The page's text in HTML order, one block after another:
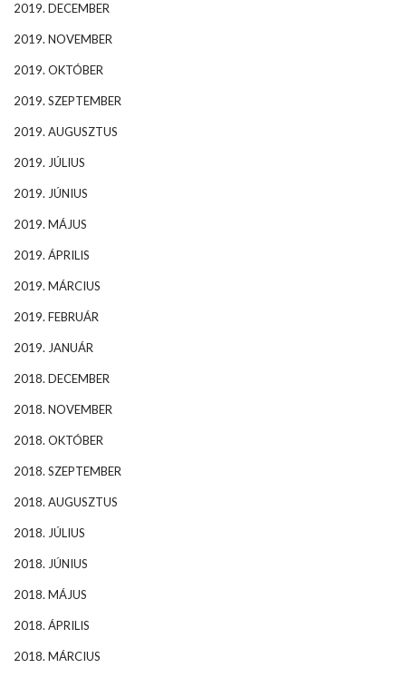
2019. DECEMBER
2019. NOVEMBER
2019. OKTÓBER
2019. SZEPTEMBER
2019. AUGUSZTUS
2019. JÚLIUS
2019. JÚNIUS
2019. MÁJUS
2019. ÁPRILIS
2019. MÁRCIUS
2019. FEBRUÁR
2019. JANUÁR
2018. DECEMBER
2018. NOVEMBER
2018. OKTÓBER
2018. SZEPTEMBER
2018. AUGUSZTUS
2018. JÚLIUS
2018. JÚNIUS
2018. MÁJUS
2018. ÁPRILIS
2018. MÁRCIUS